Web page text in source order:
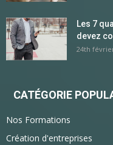
Les 7
devez
24th
CATÉGORIE
Nos Formations
Création d'entreprises